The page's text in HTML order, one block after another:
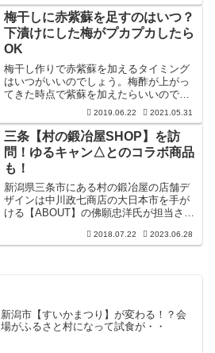
いいほど寄ります。旦那が愚直さに惚れ
ているので...。
梅干しに赤紫蘇を足すのはいつ？
下漬けにした梅がプカプカしたら
OK
梅干し作りで赤紫蘇を加えるタイミング
はいつがいいのでしょう。梅酢が上がっ
てきた時点で紫蘇を加えたらいいのです
がより具体的なタイミングがあって、梅
酢が梅全体を覆い、さらにプカ〜っと浮
くぐらい水分が上がってきてからがベス
トなんです。
2019.06.22 2021.05.31
三条【村の鍛冶屋SHOP】を訪
問！ゆるキャン△とのコラボ商品
も！
新潟県三条市にある村の鍛冶屋の店舗デ
ザインは中川政七商店の大日本市を手が
ける【ABOUT】の佛願忠洋氏が担当され
る人を結びつける役割を担いたい」ネッ
2018.07.22 2023.06.28
新潟市【すいかまつり】が変わる！？会
場がふるさと村になって試食が・・